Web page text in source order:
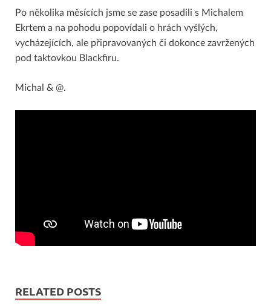
Po několika měsících jsme se zase posadili s Michalem
Ekrtem a na pohodu popovídali o hrách vyšlých,
vycházejících, ale připravovaných či dokonce zavržených
pod taktovkou Blackfiru.
Michal & @.
RELATED POSTS